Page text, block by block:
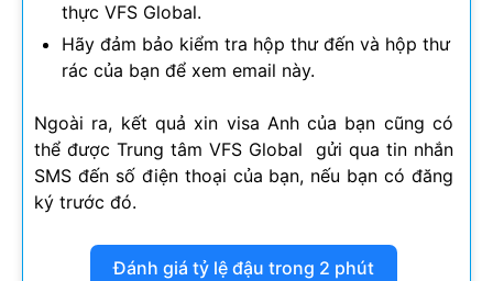
thực VFS Global.
Hãy đảm bảo kiểm tra hộp thư đến và hộp thư
rác của bạn để xem email này.
Ngoài ra, kết quả xin visa Anh của bạn cũng có
thể được Trung tâm VFS Global gửi qua tin nhắn
SMS đến số điện thoại của bạn, nếu bạn có đăng
ký trước đó.
Đánh giá tỷ lệ đậu trong 2 phút